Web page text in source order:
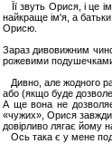
Її звуть Орися, і це
найкраще ім'я, а
Орисю.
Зараз дивовижним
рожевими
Дивно, але жодного
або (якщо буде
А ще вона не
«чужих», Орися завжди
довірливо лягає йому
Ось така є у мене